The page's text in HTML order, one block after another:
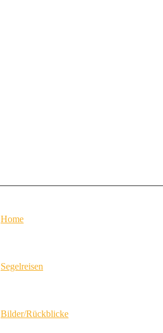
Home
Segelreisen
Bilder/Rückblicke